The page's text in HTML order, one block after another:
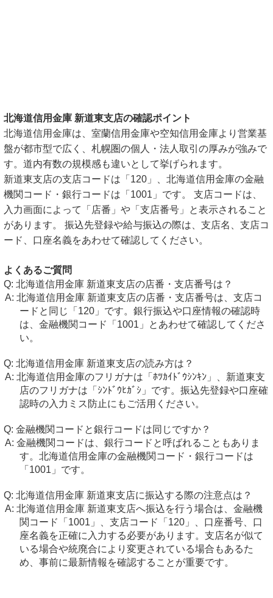
北海道信用金庫 新道東支店の確認ポイント
北海道信用金庫は、室蘭信用金庫や空知信用金庫より営業基
盤が都市型で広く、札幌圏の個人・法人取引の厚みが強みで
す。道内有数の規模感も違いとして挙げられます。
新道東支店の支店コードは「120」、北海道信用金庫の金融
機関コード・銀行コードは「1001」です。 支店コードは、
入力画面によって「店番」や「支店番号」と表示されること
があります。 振込先登録や給与振込の際は、支店名、支店コ
ード、口座名義をあわせて確認してください。
よくあるご質問
北海道信用金庫 新道東支店の店番・支店番号は？
北海道信用金庫 新道東支店の店番・支店番号は、支店コ
ードと同じ「120」です。銀行振込や口座情報の確認時
は、金融機関コード「1001」とあわせて確認してくださ
い。
北海道信用金庫 新道東支店の読み方は？
北海道信用金庫のフリガナは「ﾎﾂｶｲﾄﾞｳｼﾝｷﾝ」、新道東支
店のフリガナは「ｼﾝﾄﾞｳﾋｶﾞｼ」です。振込先登録や口座確
認時の入力ミス防止にもご活用ください。
金融機関コードと銀行コードは同じですか？
金融機関コードは、銀行コードと呼ばれることもありま
す。北海道信用金庫の金融機関コード・銀行コードは
「1001」です。
北海道信用金庫 新道東支店に振込する際の注意点は？
北海道信用金庫 新道東支店へ振込を行う場合は、金融機
関コード「1001」、支店コード「120」、口座番号、口
座名義を正確に入力する必要があります。支店名が似て
いる場合や統廃合により変更されている場合もあるた
め、事前に最新情報を確認することが重要です。